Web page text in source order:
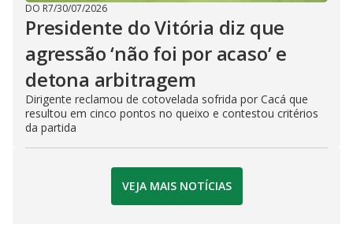
DO R7/30/07/2026
Presidente do Vitória diz que
agressão ‘não foi por acaso’ e
detona arbitragem
Dirigente reclamou de cotovelada sofrida por Cacá que
resultou em cinco pontos no queixo e contestou critérios
da partida
VEJA MAIS NOTÍCIAS